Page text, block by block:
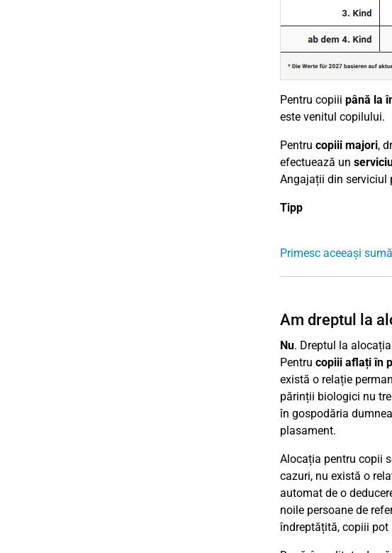
Pentru copiii până la
este venitul copilului.
Pentru copiii majori,
efectuează un
Angajații din serviciul
Tipp
Primesc aceeași
Am dreptul la
Nu. Dreptul la
Pentru copiii aflați în
există o relație
părinții biologici nu
în gospodăria
plasament.
Alocația pentru copii
cazuri, nu există o
automat de o
noile persoane de
îndreptățită, copiii pot